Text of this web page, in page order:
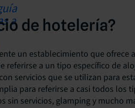
de hotelería?
un establecimiento que ofrece
referirse a un tipo específico de
servicios que se utilizan para
para referirse a casi todos los
sin servicios, glamping y mucho